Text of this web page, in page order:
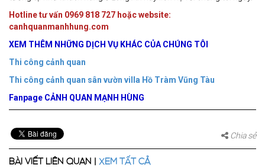
Hotline tư vấn 0969 818 727 hoặc website:
canhquanmanhhung.com
XEM THÊM NHỮNG DỊCH VỤ KHÁC CỦA CHÚNG TÔI
Thi công cảnh quan
Thi công cảnh quan sân vườn villa Hồ Tràm Vũng Tàu
Fanpage CẢNH QUAN MẠNH HÙNG
Chia sẻ
BÀI VIẾT LIÊN QUAN | XEM TẤT CẢ